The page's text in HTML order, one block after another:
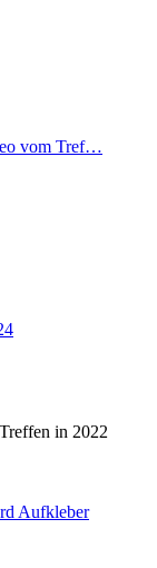
vom Tref…
in 2022
Aufkleber